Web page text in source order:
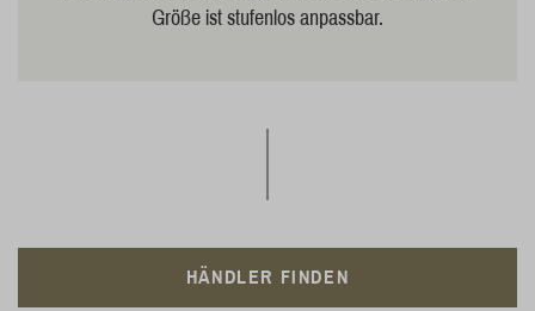
Größe ist stufenlos anpassbar.
HÄNDLER FINDEN